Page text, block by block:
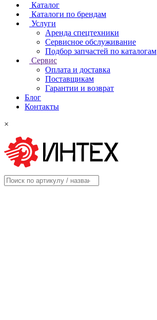
Каталог
Каталоги по брендам
Услуги
Аренда спецтехники
Сервисное обслуживание
Подбор запчастей по каталогам
Сервис
Оплата и доставка
Поставщикам
Гарантии и возврат
Блог
Контакты
×